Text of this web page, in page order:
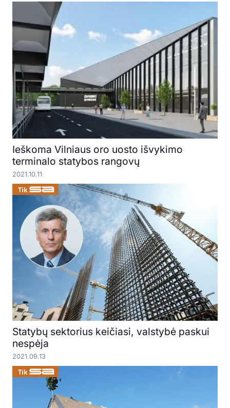
Ieškoma Vilniaus oro uosto išvykimo
terminalo statybos rangovų
2021.10.11
Statybų sektorius keičiasi, valstybė paskui
nespėja
2021.09.13